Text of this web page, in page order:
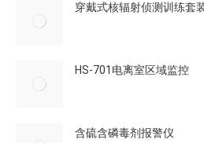
穿戴式核辐射侦测训练套
HS-701电离室区域监控
含硫含磷毒剂报警仪